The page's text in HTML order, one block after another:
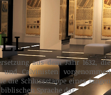
aus dem Jahr 1632, die
Calvinisten vorgenommen
die Schlussetappe eines langen
Sprache dar.